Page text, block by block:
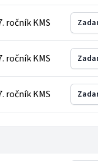
ročník KMS
ročník KMS
ročník KMS